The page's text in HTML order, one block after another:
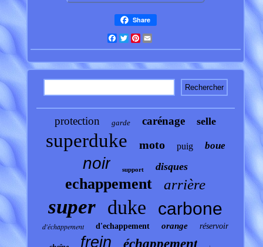
Share
Facebook
TwitterPinterest
protection garde carénage selle
superduke moto puig boue
noir support disques
echappement arrière
super duke carbone
d'échappement d'echappement orange réservoir
frein échappement